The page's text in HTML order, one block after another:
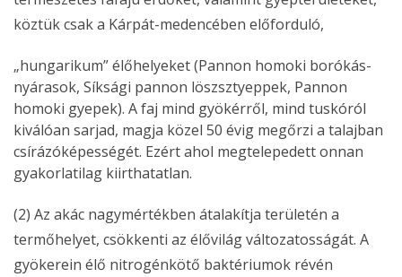
köztük csak a Kárpát-medencében előforduló,
„hungarikum” élőhelyeket (Pannon homoki borókás-
nyárasok, Síksági pannon löszsztyeppek, Pannon
homoki gyepek). A faj mind gyökérről, mind tuskóról
kiválóan sarjad, magja közel 50 évig megőrzi a talajban
csírázóképességét. Ezért ahol megtelepedett onnan
gyakorlatilag kiirthatatlan.
(2) Az akác nagymértékben átalakítja területén a
termőhelyet, csökkenti az élővilág változatosságát. A
gyökerein élő nitrogénkötő baktériumok révén